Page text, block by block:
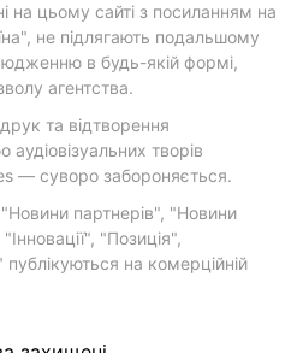
на цьому сайті з посиланням на
не підлягають подальшому
в будь-якій формі,
агентства.
та відтворення
аудіовізуальних творів
— суворо забороняється.
партнерів", "Новини
"Позиція",
на комерційній